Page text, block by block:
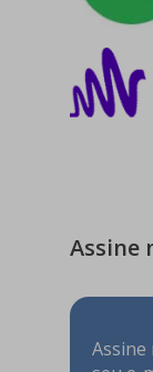
Assine
Assine